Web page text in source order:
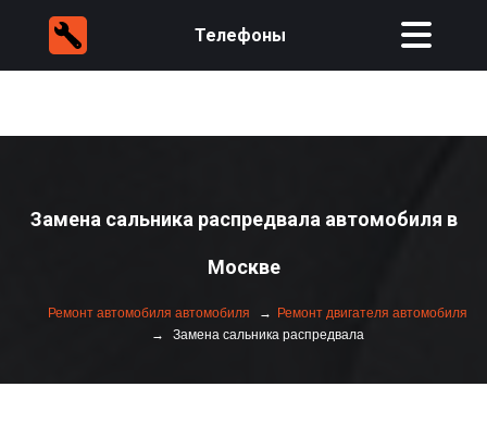
Телефоны
Замена сальника распредвала автомобиля в
Москве
Ремонт автомобиля автомобиля
Ремонт двигателя автомобиля
Замена сальника распредвала